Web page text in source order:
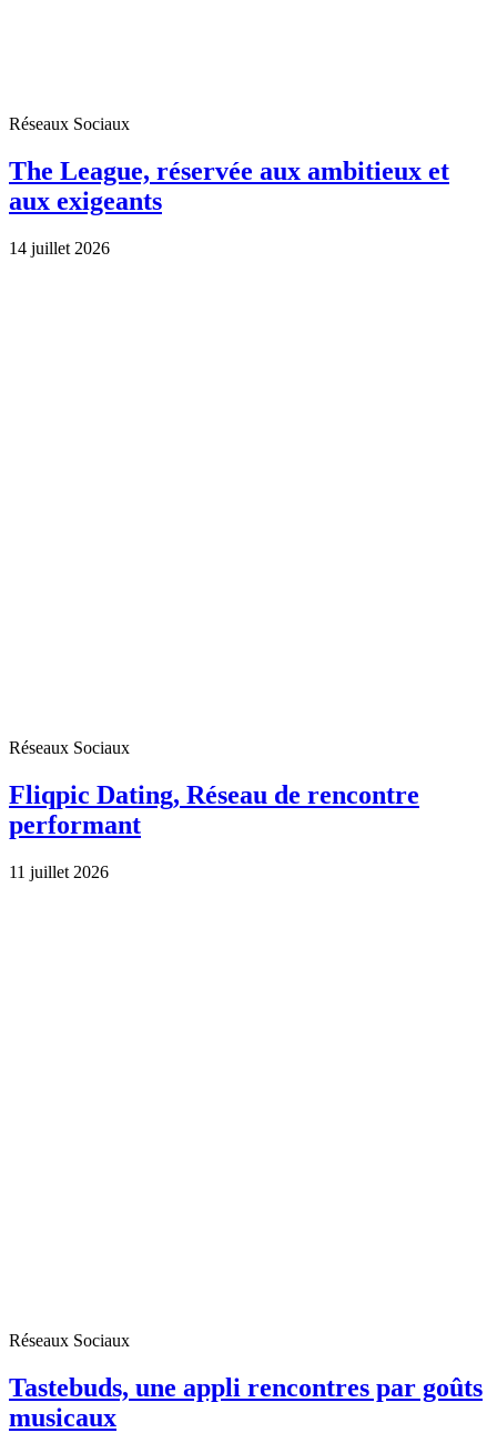
Réseaux Sociaux
The League, réservée aux ambitieux et
aux exigeants
14 juillet 2026
Réseaux Sociaux
Fliqpic Dating, Réseau de rencontre
performant
11 juillet 2026
Réseaux Sociaux
Tastebuds, une appli rencontres par goûts
musicaux